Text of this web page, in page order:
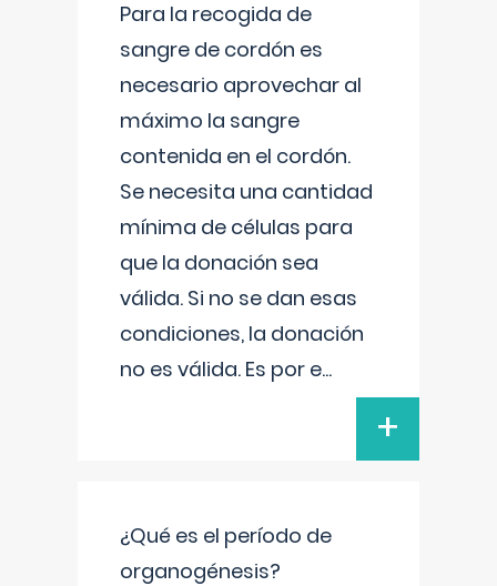
Para la recogida de
sangre de cordón es
necesario aprovechar al
máximo la sangre
contenida en el cordón.
Se necesita una cantidad
mínima de células para
que la donación sea
válida. Si no se dan esas
condiciones, la donación
no es válida. Es por e...
+
¿Qué es el período de
organogénesis?